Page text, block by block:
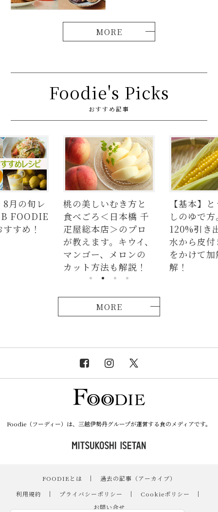
Foodie's Picks
おすすめ記事
桃の美しいむき方と
食べごろ＜日本橋 千
疋屋総本店＞のプロ
が教えます。キウイ、
マンゴー、メロンの
カット方法も解説！
【基本】とうもろこ
しのゆで方。甘さを
120%引き出すには、
水から皮付き＆時間
をかけて加熱が正
解！
MORE
Foodie（フーディー）は、三越伊勢丹グループが運営する食のメディアです。
FOODIEとは ｜
過去の記事（アーカイブ）
｜
利用規約 ｜ プライバシーポリシー ｜ Cookieポリシー
｜
お問い合せ